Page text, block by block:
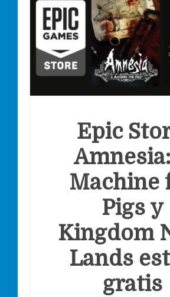
Epic
Machine
Pigs y
Kingdom
Lands
gratis